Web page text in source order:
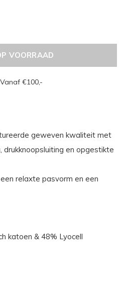
VOORRAAD
Vanaf €100,-
geweven kwaliteit met
drukknoopsluiting en opgestikte
relaxte pasvorm en een
katoen & 48% Lyocell